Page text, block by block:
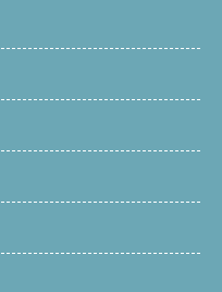
color: #fff; text-
{ background-color:
color: #FF6600;
/* スマホ最適化 */
bar { padding: 10px 8px; }
14px; padding: 12px
function() { const
bar'); const
bar'); // 上部
下部バー
} else
} }); 続きを読む